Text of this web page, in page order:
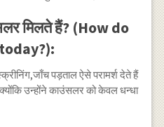
मिलते हैं? (How do
पड़ताल ऐसे परामर्श देते हैं
उन्होंने काउंसलर को केवल धन्धा